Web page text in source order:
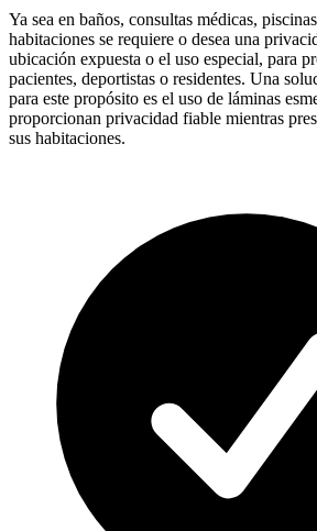
Ya sea en baños, consultas médicas,
habitaciones se requiere o desea una
ubicación expuesta o el uso especial, para
pacientes, deportistas o residentes. Una
para este propósito es el uso de láminas
proporcionan privacidad fiable mientras
sus habitaciones.